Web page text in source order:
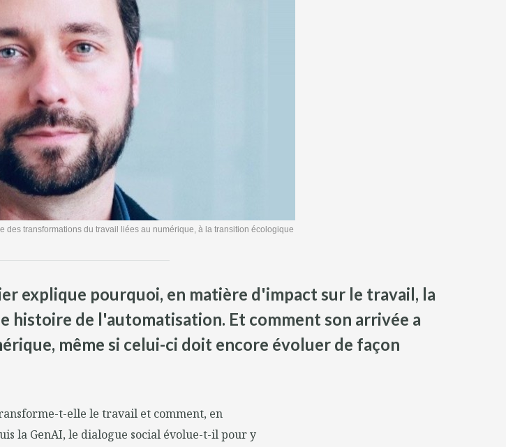
des transformations du travail liées au numérique, à la transition écologique
explique pourquoi, en matière d'impact sur le travail, la
de l'automatisation. Et comment son arrivée a
même si celui-ci doit encore évoluer de façon
t-elle le travail et comment, en
la GenAI, le dialogue social évolue-t-il pour y